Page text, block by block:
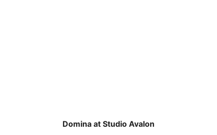
Domina at Studio Avalon